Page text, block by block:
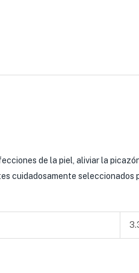
de la piel, aliviar la
cuidadosamente